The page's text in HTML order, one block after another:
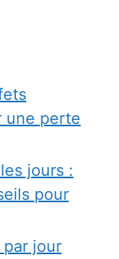
une perte
jours :
pour
par jour